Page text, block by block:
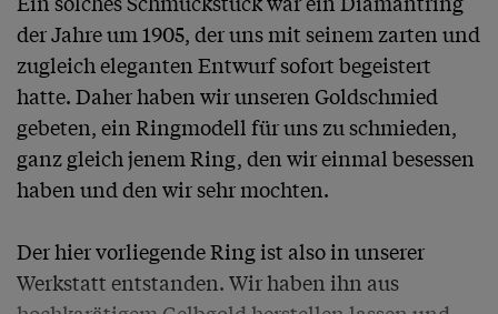
der Jahre um 1905, der uns mit seinem zarten und
zugleich eleganten Entwurf sofort begeistert
hatte. Daher haben wir unseren Goldschmied
gebeten, ein Ringmodell für uns zu schmieden,
ganz gleich jenem Ring, den wir einmal besessen
haben und den wir sehr mochten.
Der hier vorliegende Ring ist also in unserer
Werkstatt entstanden. Wir haben ihn aus